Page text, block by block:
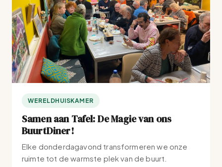
WERELDHUISKAMER
Samen aan Tafel: De Magie van ons
BuurtDiner!
Elke donderdagavond transformeren we onze
ruimte tot de warmste plek van de buurt.